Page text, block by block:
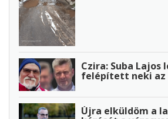
Czira: Suba
felépített neki az
Újra elküldöm a